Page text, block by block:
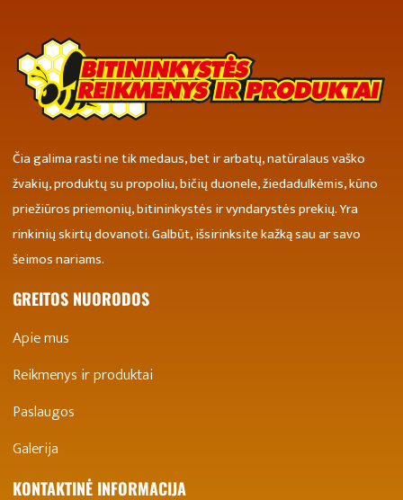
Čia galima rasti ne tik medaus, bet ir arbatų, natūralaus vaško
žvakių, produktų su propoliu, bičių duonele, žiedadulkėmis, kūno
priežiūros priemonių, bitininkystės ir vyndarystės prekių. Yra
rinkinių skirtų dovanoti. Galbūt, išsirinksite kažką sau ar savo
šeimos nariams.
GREITOS NUORODOS
Apie mus
Reikmenys ir produktai
Paslaugos
Galerija
KONTAKTINĖ INFORMACIJA